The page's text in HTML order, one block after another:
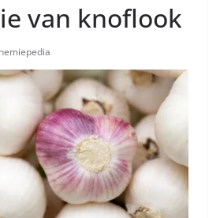
van knoflook